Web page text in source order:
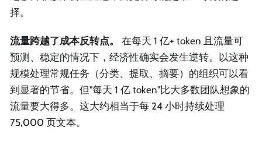
择。
流量跨越了成本反转点。
在每天 1 亿+ token 且流量可
预测、稳定的情况下，经济性确实会发生逆转。以这种
规模处理常规任务（分类、提取、摘要）的组织可以看
到显著的节省。但"每天 1 亿 token"比大多数团队想象的
流量要大得多。这大约相当于每 24 小时持续处理
75,000 页文本。